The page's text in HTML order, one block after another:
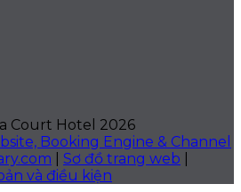
Court Hotel 2026
Booking Engine & Channel
Sơ đồ trang web
và điều kiện